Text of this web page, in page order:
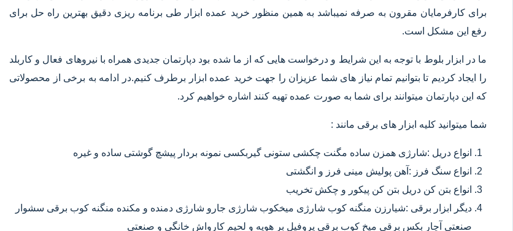
برای کارفرمایان مقرون به صرفه نمیباشد به همین منظور خرید عمده ابزار طی برنامه ریزی دقیق بهترین راه حل برای
رفع این مشکل است.
ما در ابزار بلوط با توجه به این شرایط و درخواست هایی که از ما شده بود دپارتمان جدیدی همراه با نیروهای فعال و کاربلد
را ایجاد کردیم تا بتوانیم تمام نیاز های شما عزیزان را جهت خرید عمده ابزار برطرف کنیم.در ادامه به برخی از محصولاتی
که این دپارتمان میتوانند برای شما به صورت عمده تهیه کنند اشاره خواهیم کرد.
شما میتوانید کلیه ابزار های برقی مانند :
انواع دریل :شارژی همزن ساده مگنت چکشی ستونی گیربکسی نمونه بردار پیشچ گوشتی ساده و غیره
انواع سنگ فرز :آهن پولیش مینی فرز و انگشتی
انواع بتن کن دریل بتن کن پیکور و چکش تخریب
دیگر ابزار برقی :شیارزن منگنه کوب شارژی میخکوب شارژی جارو شارژی دمنده و مکنده منگنه کوب برقی سشوار
صنعتی آچار بکس برقی میخ کوب برقی پروفیل بر هویه و لحیم کارواش خانگی و صنعتی